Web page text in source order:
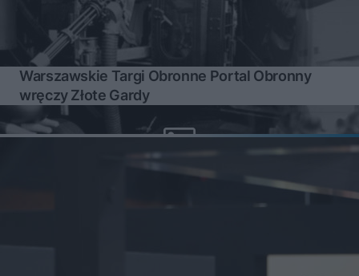
Warszawskie Targi Obronne Portal Obronny
wręczy Złote Gardy